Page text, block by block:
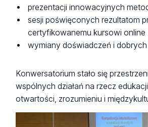
prezentacji innowacyjnych
sesji poświęconych rezultatom
certyfikowanemu kursowi online
wymiany doświadczeń i
Konwersatorium stało się
wspólnych działań na rzecz
otwartości, zrozumieniu i